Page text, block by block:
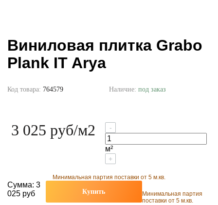
Виниловая плитка Grabo
Plank IT Arya
Код товара: 764579 Наличие: под заказ
3 025 руб/м2 -
м²
+
Минимальная партия поставки от 5 м.кв.
Сумма: 3
025 руб
Купить
Минимальная партия
поставки от 5 м.кв.